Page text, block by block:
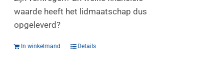
waarde heeft het lidmaatschap dus
opgeleverd?
In winkelmand Details